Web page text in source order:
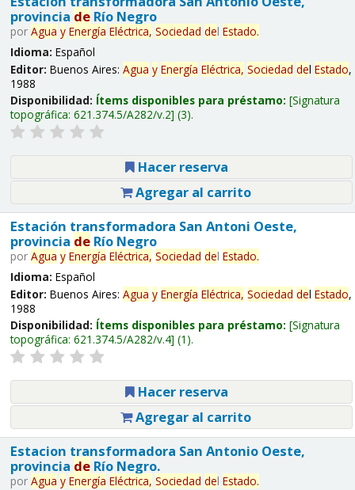
provincia deRío Negro
por Agua y Energía Eléctrica, Sociedad del Estado.
Idioma: Español
Editor: Buenos Aires: Agua y Energía Eléctrica, Sociedad del Estado,
1988
Disponibilidad: Ítems disponibles para préstamo: Signatura
topográfica: 621.374.5/A282/v.2 (3).
Hacer reserva
Agregar al carrito
Estación transformadora San Antoni Oeste,
provincia deRío Negro
por Agua y Energía Eléctrica, Sociedad del Estado.
Idioma: Español
Editor: Buenos Aires: Agua y Energía Eléctrica, Sociedad del Estado,
1988
Disponibilidad: Ítems disponibles para préstamo: Signatura
topográfica: 621.374.5/A282/v.4 (1).
Hacer reserva
Agregar al carrito
Estacion transformadora San Antonio Oeste,
provincia deRío Negro.
por Agua y Energía Eléctrica, Sociedad del Estado.